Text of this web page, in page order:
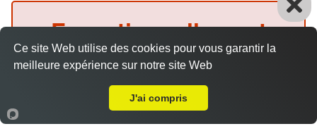
Accueil Panier Compte
Exceptionnellement
fermé
(Précommande possible)
Ce site Web utilise des cookies pour vous garantir la
meilleure expérience sur notre site Web
J'ai compris